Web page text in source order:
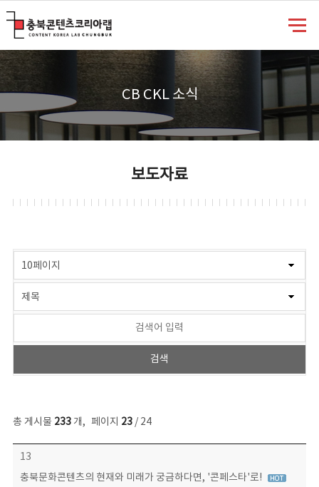
CB CKL 소식
보도자료
총 게시물 233개, 페이지 23/ 24
보도자료 목록 - 번호, 제목, 작성자, 파일, 조회수, 작성일 정보 제공
13
충북문화콘텐츠의 현재와 미래가 궁금하다면, '콘페스타'로!